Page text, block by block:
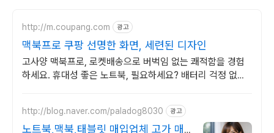
http://m.coupang.com 광고
맥북프로 쿠팡 선명한 화면, 세련된 디자인
고사양 맥북프로, 로켓배송으로 버벅임 없는 쾌적함을 경험
하세요. 휴대성 좋은 노트북, 필요하세요? 배터리 걱정 없이
http://blog.naver.com/paladog8030 광고
노트북,맥북,태블릿 매입업체 고가 매